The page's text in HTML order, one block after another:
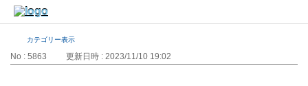
カテゴリー表示
No : 5863 更新日時 : 2023/11/10 19:02